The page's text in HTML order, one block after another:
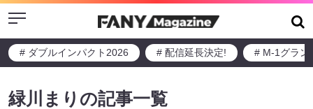
Menu
# ダブルインパクト2026 # 配信延長決定! # M-1グラン
緑川まりの記事一覧